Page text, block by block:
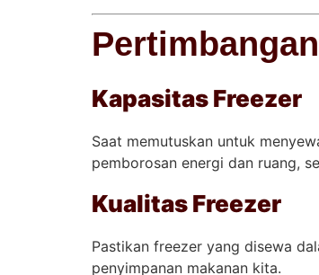
Kapasitas Freezer
Saat memutuskan untuk
pemborosan energi dan ruang,
Kualitas Freezer
Pastikan freezer yang disewa
penyimpanan makanan kita.